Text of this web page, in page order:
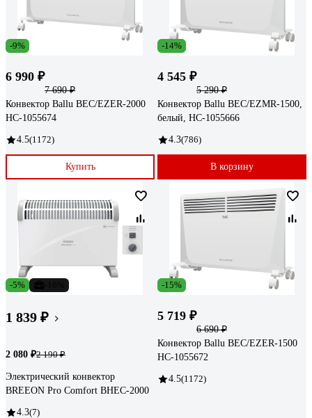
-9%
6 990 ₽
7 690 ₽
Конвектор Ballu BEC/EZER-2000
НС-1055674
4.5(1172)
Купить
-14%
4 545 ₽
5 290 ₽
Конвектор Ballu BEC/EZMR-1500,
белый, НС-1055666
4.3(786)
В корзину
-5%
1 839 ₽
2 080 ₽2 190 ₽
Электрический конвектор
BREEON Pro Comfort BHEC-2000
4.3(7)
-15%
5 719 ₽
6 690 ₽
Конвектор Ballu BEC/EZER-1500
НС-1055672
4.5(1172)